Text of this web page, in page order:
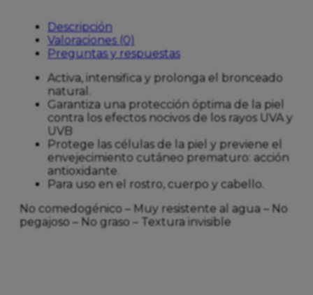
Descripción
Valoraciones (0)
Preguntas y respuestas
Activa, intensifica y prolonga el bronceado
natural.
Garantiza una protección óptima de la piel
contra los efectos nocivos de los rayos UVA y
UVB
Protege las células de la piel y previene el
envejecimiento cutáneo prematuro: acción
antioxidante.
Para uso en el rostro, cuerpo y cabello.
No comedogénico – Muy resistente al agua – No
pegajoso – No graso – Textura invisible